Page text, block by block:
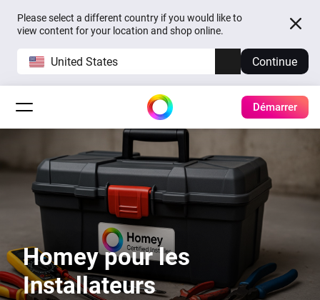
Please select a different country if you would like to
view content for your location and shop online.
United States Continue
Démarrer
Homey pour les
Installateurs